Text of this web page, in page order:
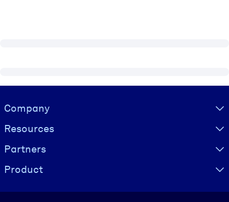
Visually hidden Text
Company
Resources
Partners
Product